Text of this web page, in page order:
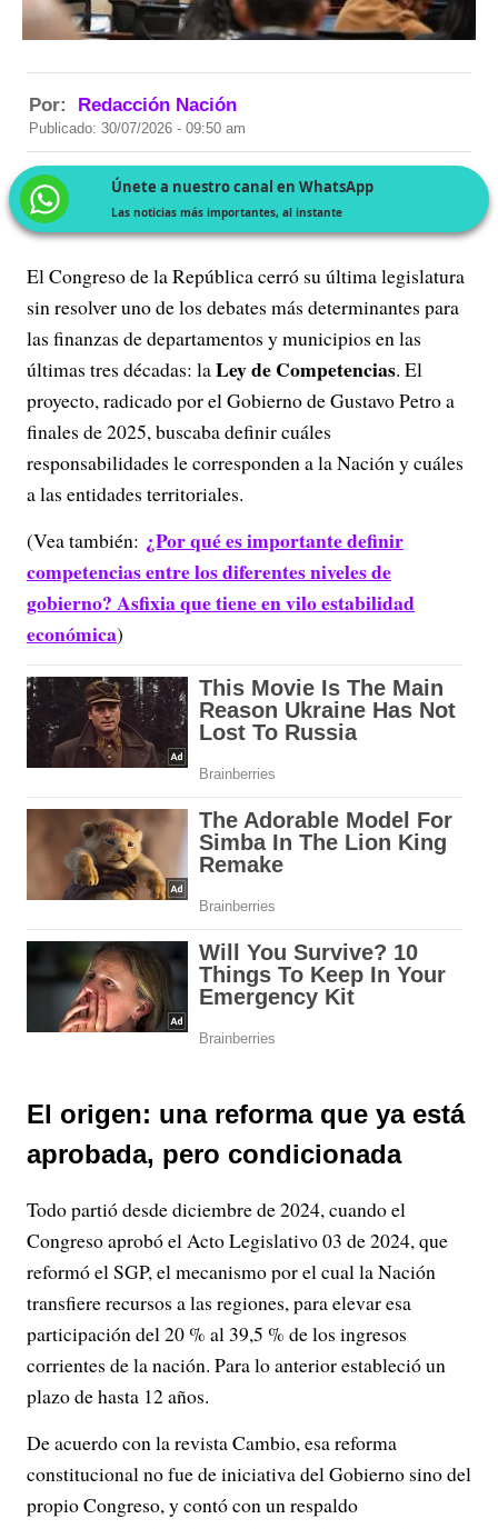
Por: Redacción Nación
Publicado: 30/07/2026 - 09:50 am
Únete a nuestro canal en WhatsApp
Las noticias más importantes, al instante
El Congreso de la República cerró su última legislatura
sin resolver uno de los debates más determinantes para
las finanzas de departamentos y municipios en las
últimas tres décadas: laLey de Competencias. El
proyecto, radicado por el Gobierno de Gustavo Petro a
finales de 2025, buscaba definir cuáles
responsabilidades le corresponden a la Nación y cuáles
a las entidades territoriales.
(Vea también: ¿Por qué es importante definir
competencias entre los diferentes niveles de
gobierno? Asfixia que tiene en vilo estabilidad
económica)
El origen: una reforma que ya está
aprobada, pero condicionada
Todo partió desde diciembre de 2024, cuando el
Congreso aprobó el Acto Legislativo 03 de 2024, que
reformó el SGP, el mecanismo por el cual la Nación
transfiere recursos a las regiones, para elevar esa
participación del 20 % al 39,5 % de los ingresos
corrientes de la nación. Para lo anterior estableció un
plazo de hasta 12 años.
De acuerdo con la revista Cambio, esa reforma
constitucional no fue de iniciativa del Gobierno sino del
propio Congreso, y contó con un respaldo